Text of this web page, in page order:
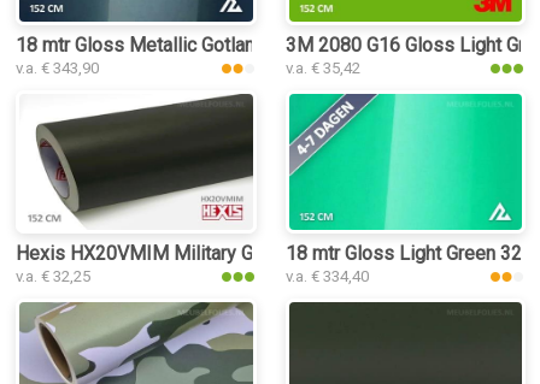
18 mtr Gloss Metallic Gotland Green 3196 interieurfolie
v.a. € 343,90
3M 2080 G16 Gloss Light
v.a. € 35,42
Hexis HX20VMIM Military Green Matt interieurfolie
v.a. € 32,25
18 mtr Gloss Light Green
v.a. € 334,40